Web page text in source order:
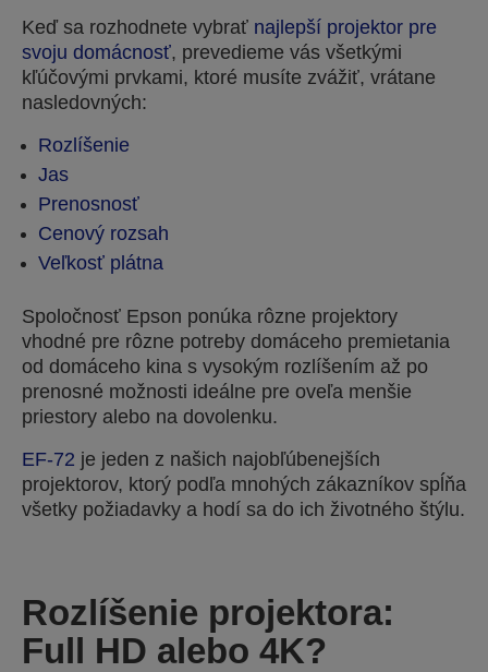
Keď sa rozhodnete vybrať najlepší projektor pre
svoju domácnosť, prevedieme vás všetkými
kľúčovými prvkami, ktoré musíte zvážiť, vrátane
nasledovných:
Rozlíšenie
Jas
Prenosnosť
Cenový rozsah
Veľkosť plátna
Spoločnosť Epson ponúka rôzne projektory
vhodné pre rôzne potreby domáceho premietania
od domáceho kina s vysokým rozlíšením až po
prenosné možnosti ideálne pre oveľa menšie
priestory alebo na dovolenku.
EF-72 je jeden z našich najobľúbenejších
projektorov, ktorý podľa mnohých zákazníkov spĺňa
všetky požiadavky a hodí sa do ich životného štýlu.
Rozlíšenie projektora:
Full HD alebo 4K?